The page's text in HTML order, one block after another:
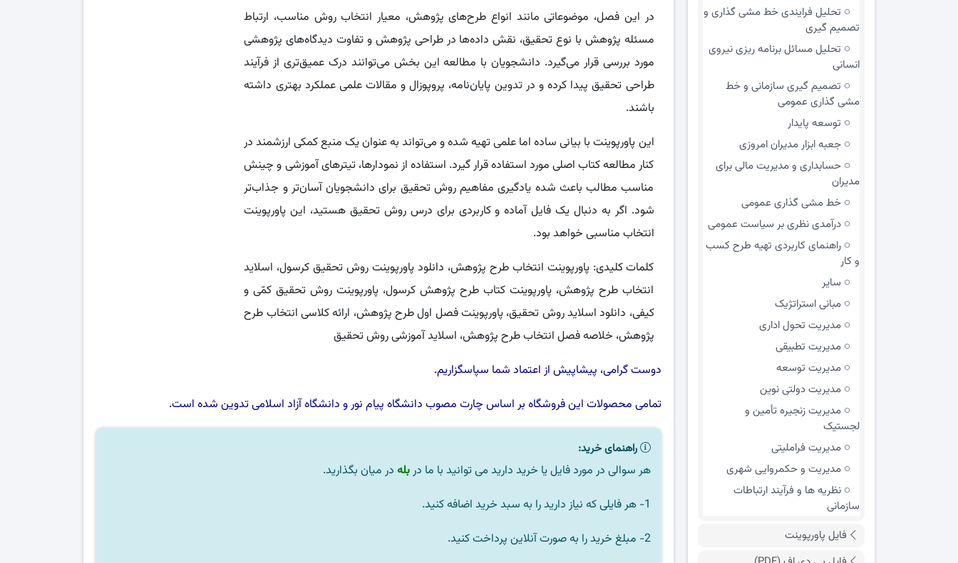
در این فصل، موضوعاتی مانند انواع طرح‌های پژوهش، معیار انتخاب روش مناسب، ارتباط
مسئله پژوهش با نوع تحقیق، نقش داده‌ها در طراحی پژوهش و تفاوت دیدگاه‌های پژوهشی
مورد بررسی قرار می‌گیرد. دانشجویان با مطالعه این بخش می‌توانند درک عمیق‌تری از فرآیند
طراحی تحقیق پیدا کرده و در تدوین پایان‌نامه، پروپوزال و مقالات علمی عملکرد بهتری داشته
باشند.
این پاورپوینت با بیانی ساده اما علمی تهیه شده و می‌تواند به عنوان یک منبع کمکی ارزشمند در
کنار مطالعه کتاب اصلی مورد استفاده قرار گیرد. استفاده از نمودارها، تیترهای آموزشی و چینش
مناسب مطالب باعث شده یادگیری مفاهیم روش تحقیق برای دانشجویان آسان‌تر و جذاب‌تر
شود. اگر به دنبال یک فایل آماده و کاربردی برای درس روش تحقیق هستید، این پاورپوینت
انتخاب مناسبی خواهد بود.
کلمات کلیدی: پاورپوینت انتخاب طرح پژوهش، دانلود پاورپوینت روش تحقیق کرسول، اسلاید
انتخاب طرح پژوهش، پاورپوینت کتاب طرح پژوهش کرسول، پاورپوینت روش تحقیق کمّی و
کیفی، دانلود اسلاید روش تحقیق، پاورپوینت فصل اول طرح پژوهش، ارائه کلاسی انتخاب طرح
پژوهش، خلاصه فصل انتخاب طرح پژوهش، اسلاید آموزشی روش تحقیق
دوست گرامی، پیشاپیش از اعتماد شما سپاسگزاریم.
تمامی محصولات این فروشگاه بر اساس چارت مصوب دانشگاه پیام نورو دانشگاه آزاد اسلامیتدوین شده است.
راهنمای خرید:
هر سوالی در مورد فایل یا خرید دارید می توانید با ما دربله در میان بگذارید.
1- هر فایلی که نیاز دارید را به سبد خرید اضافه کنید.
2- مبلغ خرید را به صورت آنلاین پرداخت کنید.
تحلیل فرایندی خط مشی گذاری و
تصمیم گیری
تحلیل مسائل برنامه ریزی نیروی
انسانی
تصمیم گیری سازمانی و خط
مشی گذاری عمومی
توسعه پایدار
جعبه ابزار مدیران امروزی
حسابداری و مدیریت مالی برای
مدیران
خط مشی گذاری عمومی
درآمدی نظری بر سیاست عمومی
راهنمای کاربردی تهیه طرح کسب
و کار
سایر
مبانی استراتژیک
مدیریت تحول اداری
مدیریت تطبیقی
مدیریت توسعه
مدیریت دولتی نوین
مدیریت زنجیره تأمین و
لجستیک
مدیریت فراملیتی
مدیریت و حکمروایی شهری
نظریه ها و فرآیند ارتباطات
سازمانی
فایل پاورپوینت